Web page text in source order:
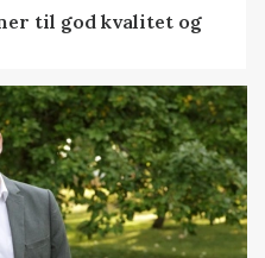
til god kvalitet og